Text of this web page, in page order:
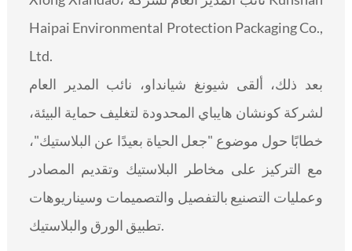
Haipai Environmental Protection Packaging Co.,
Ltd.
بعد ذلك، ألقى شيونغ شيانداو، نائب المدير العام
لشركة كونشان هايباي المحدودة لتغليف حماية البيئة،
خطابًا حول موضوع "جعل الحياة بعيدًا عن البلاستيك"،
مع التركيز على مخاطر البلاستيك وتقديم المصادر
وعمليات التصنيع بالتفصيل والتصميمات وسيناريوهات
تطبيق الورق والبلاستيك.